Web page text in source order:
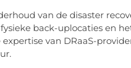
van de disaster
back-uplocaties en
van DRaaS-